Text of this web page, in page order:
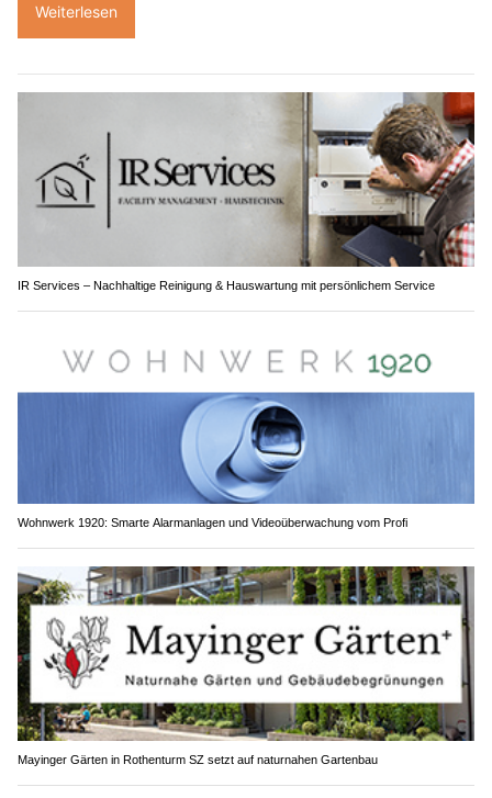
Weiterlesen
IR Services – Nachhaltige Reinigung & Hauswartung mit persönlichem Service
Wohnwerk 1920: Smarte Alarmanlagen und Videoüberwachung vom Profi
Mayinger Gärten in Rothenturm SZ setzt auf naturnahen Gartenbau